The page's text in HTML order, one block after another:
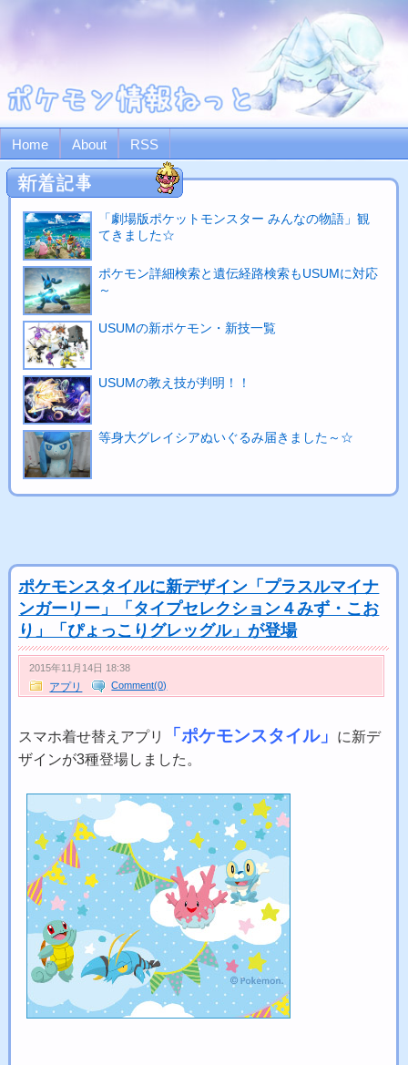
Home About RSS
「劇場版ポケットモンスター みんなの物語」観
てきました☆
ポケモン詳細検索と遺伝経路検索もUSUMに対応
～
USUMの新ポケモン・新技一覧
USUMの教え技が判明！！
等身大グレイシアぬいぐるみ届きました～☆
ポケモンスタイルに新デザイン「プラスルマイナ
ンガーリー」「タイプセレクション４みず・こお
り」「ぴょっこりグレッグル」が登場
2015年11月14日 18:38
アプリ Comment(0)
スマホ着せ替えアプリ 「ポケモンスタイル」
に新デ
ザインが3種登場しました。